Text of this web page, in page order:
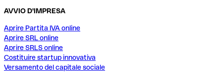
AVVIO D'IMPRESA
Aprire Partita IVA online
Aprire SRL online
Aprire SRLS online
Costituire startup innovativa
Versamento del capitale sociale